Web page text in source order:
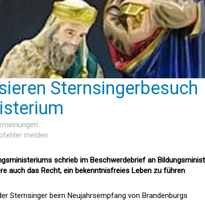
Sternsingerbesuch
melden
schrieb im Beschwerdebrief an
auch das Recht, ein bekenntnisfreies Leben zu führen
Sternsinger beim Neujahrsempfang von Brandenburgs